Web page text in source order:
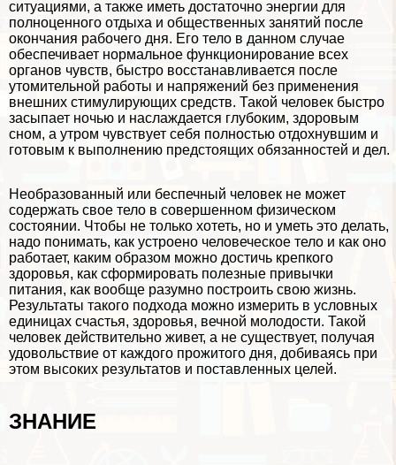
ситуациями, а также иметь достаточно энергии для
полноценного отдыха и общественных занятий после
окончания рабочего дня. Его тело в данном случае
обеспечивает нормальное функционирование всех
органов чувств, быстро восстанавливается после
утомительной работы и напряжений без применения
внешних стимулирующих средств. Такой человек быстро
засыпает ночью и наслаждается глубоким, здоровым
сном, а утром чувствует себя полностью отдохнувшим и
готовым к выполнению предстоящих обязанностей и дел.
Необразованный или беспечный человек не может
содержать свое тело в совершенном физическом
состоянии. Чтобы не только хотеть, но и уметь это делать,
надо понимать, как устроено человеческое тело и как оно
работает, каким образом можно достичь крепкого
здоровья, как сформировать полезные привычки
питания, как вообще разумно построить свою жизнь.
Результаты такого подхода можно измерить в условных
единицах счастья, здоровья, вечной молодости. Такой
человек действительно живет, а не существует, получая
удовольствие от каждого прожитого дня, добиваясь при
этом высоких результатов и поставленных целей.
ЗНАНИЕ